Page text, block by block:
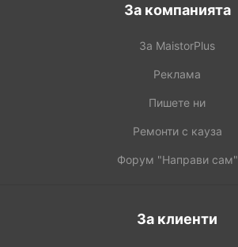
За компанията
За MaistorPlus
Реклама
Пишете ни
Ремонти с кауза
Форум "Направи сам"
За клиенти